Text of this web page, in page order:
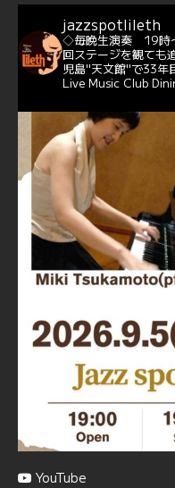
バー♪♬
当店での演奏シーン
#天文館ミリオネー
https://youtu.be/
6
Jazz Spot Lilet
忘年会＆新年会 ご
☆窓辺から天文館ミ
☆JAZZの生演奏を聴
☆地産地消に拘った
プラン内容はご予算
で、お気軽にお問い
https://
6 7
jazzspotlileth
◇毎晩生演奏 19時
回ステージを観ても
児島"天文館"で33年
Live Music Club
YouTube